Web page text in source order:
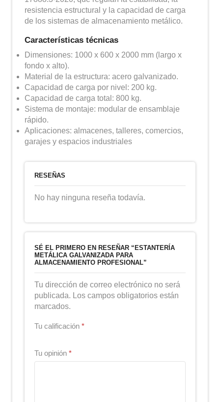
resistencia estructural y la capacidad de carga
de los sistemas de almacenamiento metálico.
Características técnicas
Dimensiones: 1000 x 600 x 2000 mm (largo x
fondo x alto).
Material de la estructura: acero galvanizado.
Capacidad de carga por nivel: 200 kg.
Capacidad de carga total: 800 kg.
Sistema de montaje: modular de ensamblaje
rápido.
Aplicaciones: almacenes, talleres, comercios,
garajes y espacios industriales
RESEÑAS
No hay ninguna reseña todavía.
SÉ EL PRIMERO EN RESEÑAR “ESTANTERÍA
METÁLICA GALVANIZADA PARA
ALMACENAMIENTO PROFESIONAL”
Tu dirección de correo electrónico no será
publicada. Los campos obligatorios están
marcados.
Tu calificación *
Tu opinión *